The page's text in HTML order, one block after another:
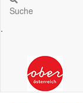
Suche
.